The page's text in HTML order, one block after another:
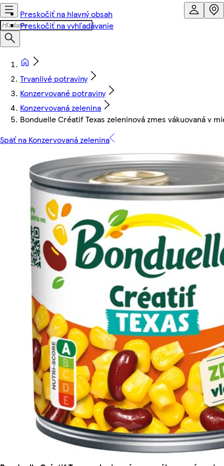
Preskočiť na hlavný obsah
Preskočiť na vyhľadávanie
Trvanlivé potraviny
Konzervované potraviny
Konzervovaná zelenina
Bonduelle Créatif Texas zeleninová zmes vákuovaná v
Späť na Konzervovaná zelenina